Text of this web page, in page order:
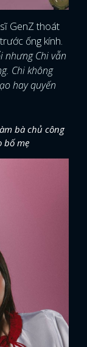
GenZ thoát
ống kính.
nhưng Chi vẫn
Chi không
hay quyến
bà chủ công
bố mẹ